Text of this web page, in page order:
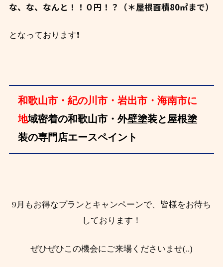
な、な、なんと！！０円！？（＊屋根面積80㎡まで）
となっております❗
和歌山市・紀の川市・岩出市・海南市に
地域密着の和歌山市・外壁塗装と屋根塗
装の専門店エースペイント
9月もお得なプランとキャンペーンで、皆様をお待ち
しております！
ぜひぜひこの機会にご来場くださいませ(..)